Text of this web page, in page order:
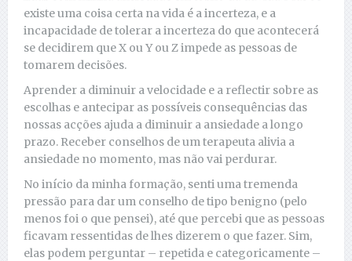
existe uma coisa certa na vida é a incerteza, e a
incapacidade de tolerar a incerteza do que acontecerá
se decidirem que X ou Y ou Z impede as pessoas de
tomarem decisões.
Aprender a diminuir a velocidade e a reflectir sobre as
escolhas e antecipar as possíveis consequências das
nossas acções ajuda a diminuir a ansiedade a longo
prazo. Receber conselhos de um terapeuta alivia a
ansiedade no momento, mas não vai perdurar.
No início da minha formação, senti uma tremenda
pressão para dar um conselho de tipo benigno (pelo
menos foi o que pensei), até que percebi que as pessoas
ficavam ressentidas de lhes dizerem o que fazer. Sim,
elas podem perguntar – repetida e categoricamente –